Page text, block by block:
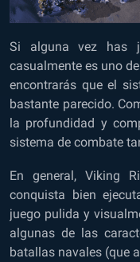
Si alguna vez has
casualmente es uno
encontrarás que el
bastante parecido.
la profundidad y
sistema de combate
En general, Viking
conquista bien
juego pulida y
algunas de las
batallas navales (que